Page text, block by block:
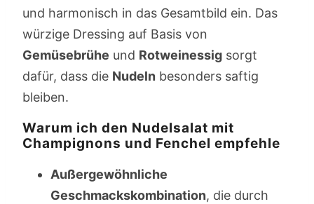
und harmonisch in das Gesamtbild ein. Das
würzige Dressing auf Basis von
Gemüsebrühe und Rotweinessig sorgt
dafür, dass die Nudeln besonders saftig
bleiben.
Warum ich den Nudelsalat mit
Champignons und Fenchel empfehle
Außergewöhnliche
Geschmackskombination, die durch